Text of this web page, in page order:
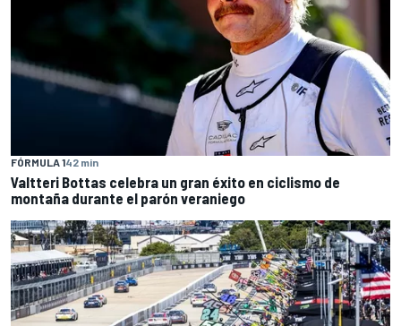
FÓRMULA 142 min
Valtteri Bottas celebra un gran éxito en ciclismo de
montaña durante el parón veraniego